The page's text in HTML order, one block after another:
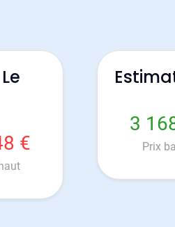
€
3
Prix